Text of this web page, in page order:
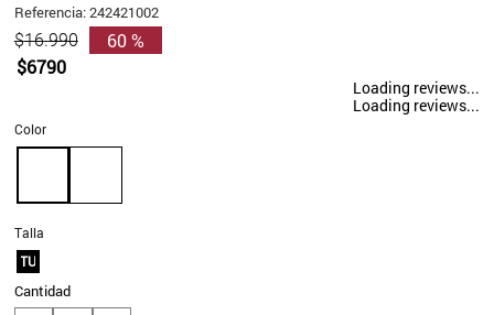
Referencia:242421002
$16.990
$6790
60 %
Loading reviews...
Loading reviews...
Talla
TU
Color
Cantidad
4.
gamulan
5.
botas